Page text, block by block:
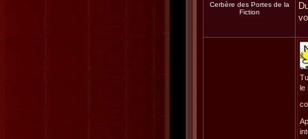
Cerbère des Portes de la
Fiction
le